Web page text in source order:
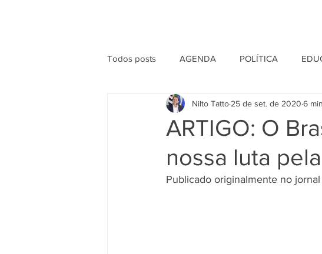
Todos posts AGENDA POLÍTICA
MORADIA COMBATE À FOME
DIREITOS DOS ANIMAIS MÍDIA
ARTIGO: O
nossa luta
Nilto Tatto 25 de set. de 2020 6
Publicado originalmente no